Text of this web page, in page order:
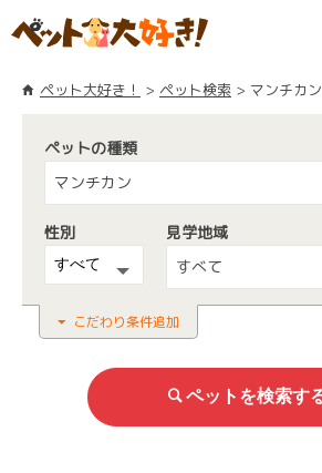
ペット大好き！ ペット検索 マンチカン
ペットの種類
マンチカン
性別
見学地域
すべて
こだわり条件追加